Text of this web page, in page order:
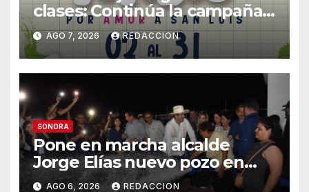
clases: Continúa la campaña
de recolección de útiles
«Coloreando Futuros»
AGO 7, 2026 REDACCION
SONORA
Pone en marcha alcalde
Jorge Elías nuevo pozo en
Tierra Blanca, Tesia:
AGO 6, 2026 REDACCION